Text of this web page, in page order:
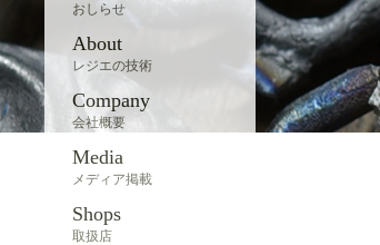
おしらせ
About
レジエの技術
Company
会社概要
Media
メディア掲載
Shops
取扱店